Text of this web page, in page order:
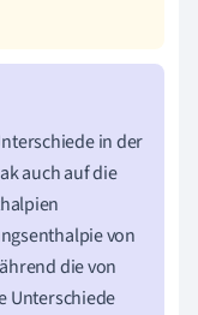
in der
auch auf die
von
die von
Unterschiede